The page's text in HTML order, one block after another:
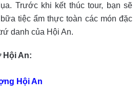
Trước khi kết thúc tour, bạn sẽ
tiệc ẩm thực toàn các món đặc
danh của Hội An.
Hội An:
Hội An